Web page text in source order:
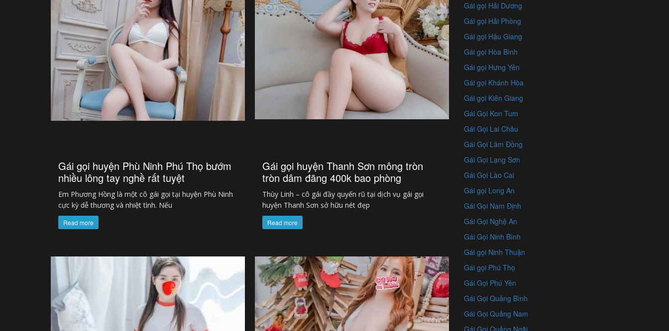
Gái gọi huyện Phù Ninh Phú Thọ bướm
nhiều lông tay nghề rất tuyệt
Em Phương Hồng là một cô gái gọi tại huyện Phù Ninh
cực kỳ dễ thương và nhiệt tình. Nếu
Read more
Gái gọi huyện Thanh Sơn mông tròn
tròn dâm đãng 400k bao phòng
Thùy Linh – cô gái đầy quyến rũ tại dịch vụ gái gọi
huyện Thanh Sơn sở hữu nét đẹp
Read more
Gái gọi Hải Dương
Gái gọi Hải Phòng
Gái gọi Hậu Giang
Gái gọi Hòa Bình
Gái gọi Hưng Yên
Gái gọi Khánh Hòa
Gái gọi Kiên Giang
Gái Gọi Kon Tum
Gái Gọi Lai Châu
Gái Gọi Lâm Đồng
Gái Gọi Lạng Sơn
Gái Gọi Lào Cai
Gái gọi Long An
Gái Gọi Nam Định
Gái Gọi Nghệ An
Gái Gọi Ninh Bình
Gái gọi Ninh Thuận
Gái gọi Phú Thọ
Gái Gọi Phú Yên
Gái Gọi Quảng Bình
Gái Gọi Quảng Nam
Gái Gọi Quảng Ngãi